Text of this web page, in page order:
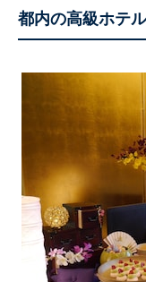
都内の高級ホテ